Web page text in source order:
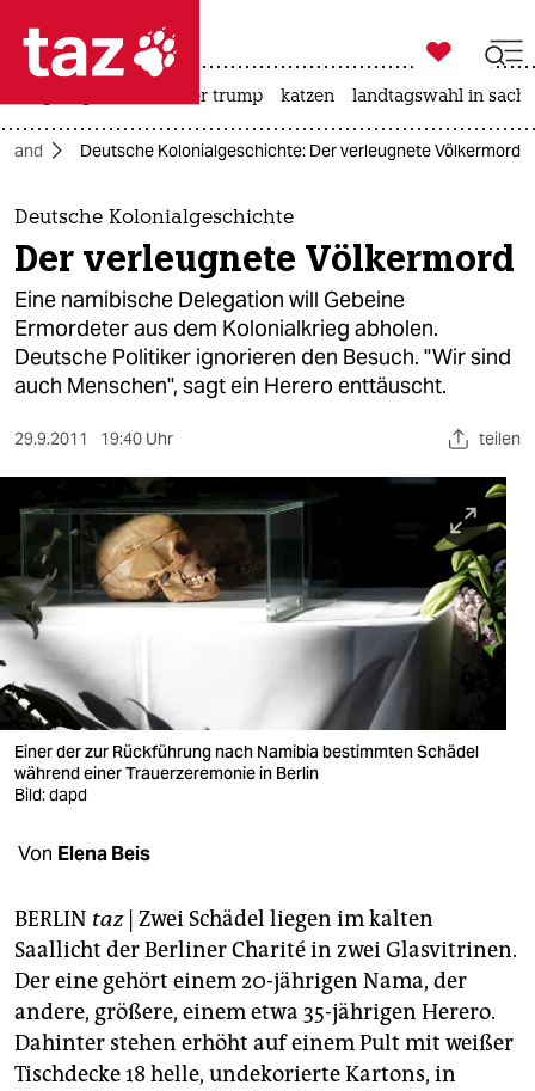
 taz zahl ich
taz zahl ich
themen
politik
öko
gesellschaft
kultur
sport
berlin
nord
wahrheit
verlag
verlag
veranstaltungen
unterstützen
abo
genossenschaft
epaper login

taz zahl ich
usa unter trump katzen landtagswahl in
Deutsche Kolonialgeschichte: Der verleugnete Völkermord
Deutsche Kolonialgeschichte
Der verleugnete Völkermord
Eine namibische Delegation will Gebeine
Ermordeter aus dem Kolonialkrieg abholen.
Deutsche Politiker ignorieren den Besuch. "Wir sind
auch Menschen", sagt ein Herero enttäuscht.
29.9.2011 19:40 Uhr teilen
Einer der zur Rückführung nach Namibia bestimmten Schädel
während einer Trauerzeremonie in Berlin
Bild: dapd
Von Elena Beis
BERLIN taz| Zwei Schädel liegen im kalten
Saallicht der Berliner Charité in zwei Glasvitrinen.
Der eine gehört einem 20-jährigen Nama, der
andere, größere, einem etwa 35-jährigen Herero.
Dahinter stehen erhöht auf einem Pult mit weißer
Tischdecke 18 helle, undekorierte Kartons, in